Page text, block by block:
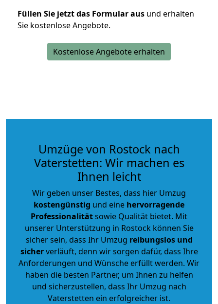
Füllen Sie jetzt das Formular aus und erhalten
Sie kostenlose Angebote.
Kostenlose Angebote erhalten
Umzüge von Rostock nach
Vaterstetten: Wir machen es
Ihnen leicht
Wir geben unser Bestes, dass hier Umzug
kostengünstig und eine hervorragende
Professionalitätsowie Qualität bietet. Mit
unserer Unterstützung in Rostock können Sie
sicher sein, dass Ihr Umzug reibungslos und
sicherverläuft, denn wir sorgen dafür, dass Ihre
Anforderungen und Wünsche erfüllt werden. Wir
haben die besten Partner, um Ihnen zu helfen
und sicherzustellen, dass Ihr Umzug nach
Vaterstetten ein erfolgreicher ist.